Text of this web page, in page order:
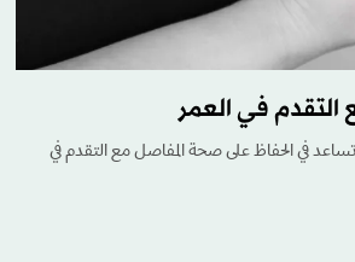
في العمر
تساعد في الحفاظ على صحة المفاصل مع التقدم في